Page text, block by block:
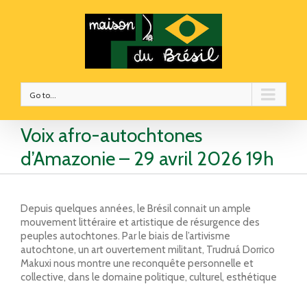
Go to...
Voix afro-autochtones
d’Amazonie – 29 avril 2026 19h
Depuis quelques années, le Brésil connait un ample
mouvement littéraire et artistique de résurgence des
peuples autochtones. Par le biais de l’artivisme
autochtone, un art ouvertement militant, Trudruá Dorrico
Makuxi nous montre une reconquête personnelle et
collective, dans le domaine politique, culturel, esthétique